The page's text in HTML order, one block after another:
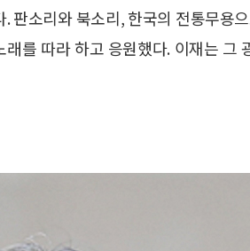
소리와 북소리, 한국의 전통무용으
를 따라 하고 응원했다. 이재는 그